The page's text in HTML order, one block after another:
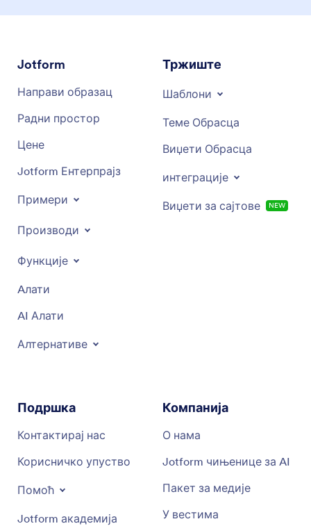
Jotform
Направи образац
Радни простор
Цене
Jotform Ентерпрајз
Примери
Производи
Функције
Aлати
AI Алати
Алтернативе
Тржиште
Шаблони
Теме Обрасца
Виџети Обрасца
интеграције
Виџети за сајтове NEW
Подршка
Контактирај нас
Корисничко упуство
Помоћ
Jotform академија
Компанија
О нама
Jotform чињенице за AI
Пакет за медије
У вестима